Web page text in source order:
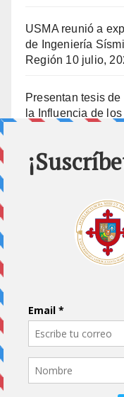
USMA reunió a
de Ingeniería
Región 10 julio,
Presentan tesis
la Influencia de